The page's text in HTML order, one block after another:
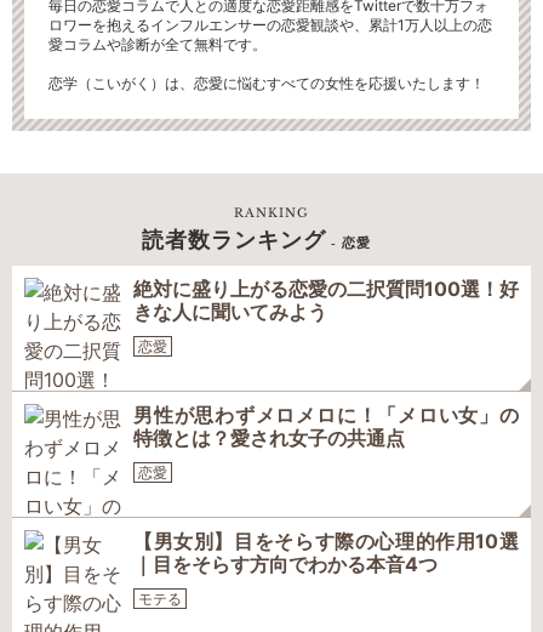
毎日の恋愛コラムで人との適度な恋愛距離感をTwitterで数十万フォ
ロワーを抱えるインフルエンサーの恋愛観談や、累計1万人以上の恋
愛コラムや診断が全て無料です。
恋学（こいがく）は、恋愛に悩むすべての女性を応援いたします！
RANKING
読者数ランキング - 恋愛
絶対に盛り上がる恋愛の二択質問100選！好
きな人に聞いてみよう
恋愛
男性が思わずメロメロに！「メロい女」の
特徴とは？愛され女子の共通点
恋愛
【男女別】目をそらす際の心理的作用10選
｜目をそらす方向でわかる本音4つ
モテる